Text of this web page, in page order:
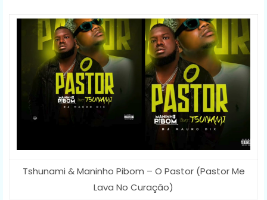
Tshunami & Maninho Pibom – O Pastor (Pastor Me
Lava No Curação)